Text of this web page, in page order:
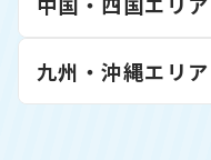
九州・沖縄エリア